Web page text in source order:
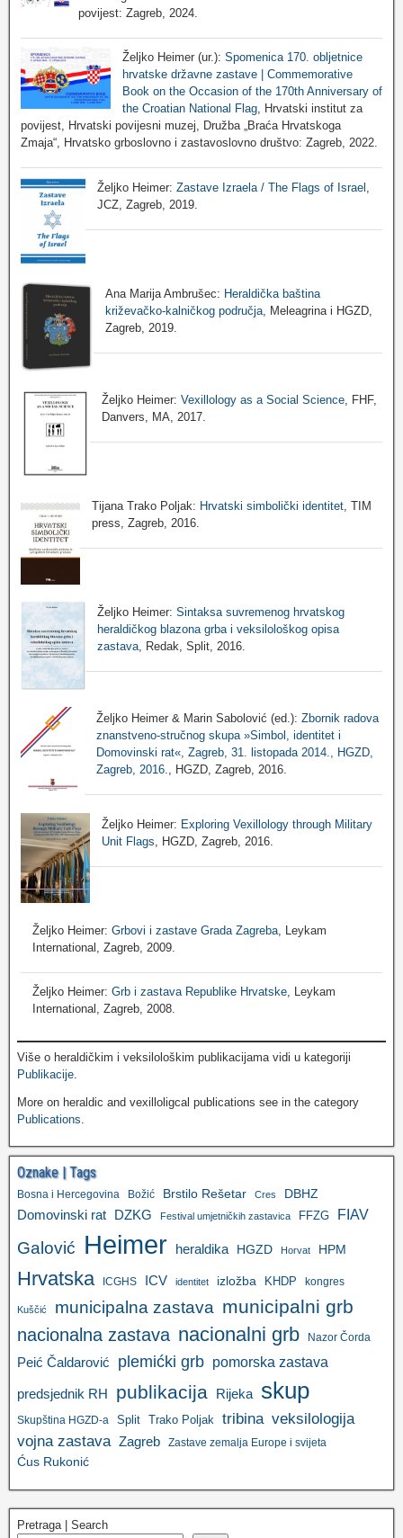
povijest: Zagreb, 2024.
Željko Heimer (ur.): Spomenica 170. obljetnice
hrvatske državne zastave | Commemorative
Book on the Occasion of the 170th Anniversary of
the Croatian National Flag, Hrvatski institut za
povijest, Hrvatski povijesni muzej, Družba „Braća Hrvatskoga
Zmaja“, Hrvatsko grboslovno i zastavoslovno društvo: Zagreb, 2022.
Željko Heimer:Zastave Izraela / The Flags of Israel
JCZ, Zagreb, 2019.
Ana Marija Ambrušec: Heraldička baština
križevačko-kalničkog područja, Meleagrina i HGZD,
Zagreb, 2019.
Željko Heimer:Vexillology as a Social Science , FHF,
Danvers, MA, 2017.
Tijana Trako Poljak: Hrvatski simbolički identitet , TIM
press, Zagreb, 2016.
Željko Heimer: Sintaksa suvremenog hrvatskog
heraldičkog blazona grba i veksilološkog opisa
zastava, Redak, Split, 2016.
Željko Heimer & Marin Sabolović (ed.): Zbornik radova
znanstveno-stručnog skupa »Simbol, identitet i
Domovinski rat«, Zagreb, 31. listopada 2014., HGZD,
Zagreb, 2016.
, HGZD, Zagreb, 2016.
Željko Heimer: Exploring Vexillology through Military
Unit Flags , HGZD, Zagreb, 2016.
Željko Heimer: Grbovi i zastave Grada Zagreba , Leykam
International, Zagreb, 2009.
Željko Heimer: Grb i zastava Republike Hrvatske, Leykam
International, Zagreb, 2008.
Više o heraldičkim i veksilološkim publikacijama vidi u kategoriji
Publikacije
More on heraldic and vexilloligcal publications see in the category
Publications
Oznake | Tags
Bosna i Hercegovina Božić Brstilo Rešetar Cres DBHZ
Domovinski rat DZKG Festival umjetničkih zastavica FFZG FIAV
Galović Heimer heraldika HGZD Horvat HPM
Hrvatska ICGHS ICV identitet izložba KHDP kongres
Kuščić municipalna zastava municipalni grb
nacionalna zastava nacionalni grb Nazor Čorda
Peić Čaldarović plemićki grb pomorska zastava
predsjednik RH publikacija Rijeka skup
Skupština HGZD-a Split Trako Poljak tribina veksilologija
vojna zastava Zagreb Zastave zemalja Europe i svijeta
Ćus Rukonić
Pretraga | Search